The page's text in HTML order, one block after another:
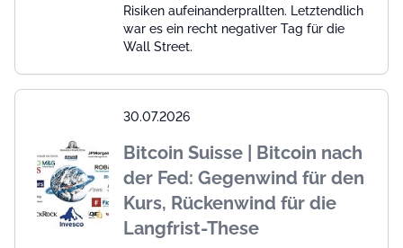
Risiken aufeinanderprallten. Letztendlich
war es ein recht negativer Tag für die
Wall Street.
30.07.2026
Bitcoin Suisse | Bitcoin nach
der Fed: Gegenwind für den
Kurs, Rückenwind für die
Langfrist-These